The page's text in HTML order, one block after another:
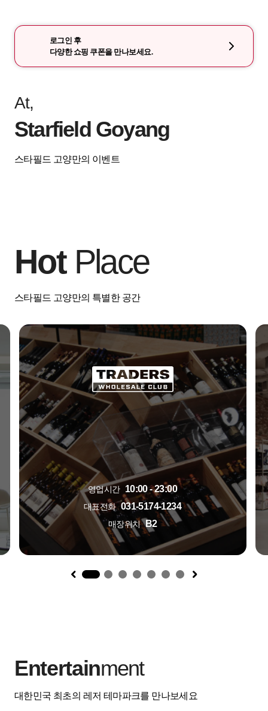
로그인 후
다양한 쇼핑 쿠폰을 만나보세요.
At,
Starfield Goyang
스타필드 고양만의 이벤트
HotPlace
스타필드 고양만의 특별한 공간
영업시간 10:00 - 23:00
대표전화 031-5174-1234
매장위치 B2
1
Entertainment
대한민국 최초의 레저 테마파크를 만나보세요